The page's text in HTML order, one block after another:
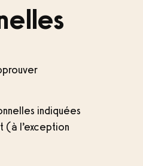
indiquées
(à l’exception